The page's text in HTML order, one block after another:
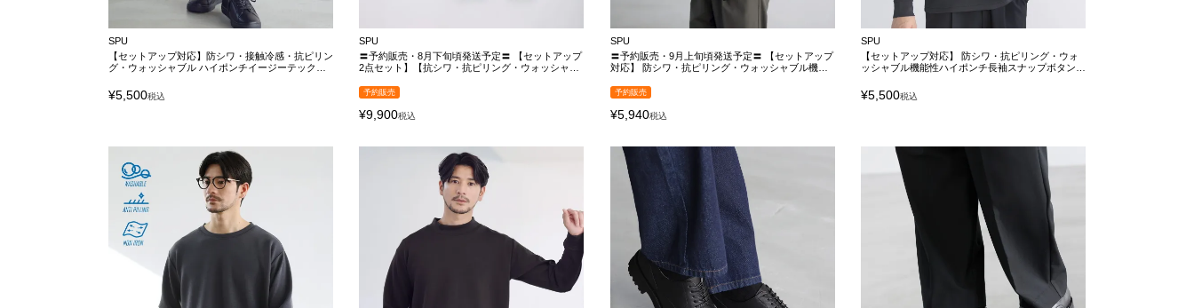
SPU
【セットアップ対応】防シワ・接触冷感・抗ピリン
グ・ウォッシャブル ハイポンチイージーテックパ
¥5,500税込
SPU
〓予約販売・8月下旬頃発送予定〓 【セットアップ
2点セット】【抗シワ・抗ピリング・ウォッシャブ
ンツ セットアップ
予約販売
¥9,900税込
SPU
〓予約販売・9月上旬頃発送予定〓 【セットアップ
対応】 防シワ・抗ピリング・ウォッシャブル機能
予約販売
¥5,940税込
SPU
【セットアップ対応】 防シワ・抗ピリング・ウォ
ッシャブル機能性ハイポンチ長袖スナップボタンポ
¥5,500税込